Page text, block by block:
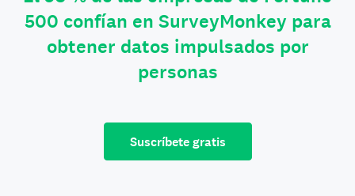
500 confían en SurveyMonkey para
obtener datos impulsados por
personas
Suscríbete gratis